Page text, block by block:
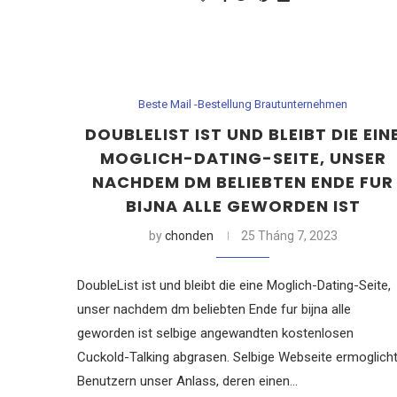
Beste Mail -Bestellung Brautunternehmen
DOUBLELIST IST UND BLEIBT DIE
MOGLICH-DATING-SEITE, UNSER
NACHDEM DM BELIEBTEN ENDE FUR
BIJNA ALLE GEWORDEN IST
bychonden 25 Tháng 7, 2023
DoubleList ist und bleibt die eine Moglich-Dating-Seite,
unser nachdem dm beliebten Ende fur bijna alle
geworden ist selbige angewandten kostenlosen
Cuckold-Talking abgrasen. Selbige Webseite ermoglicht
Benutzern unser Anlass, deren einen…